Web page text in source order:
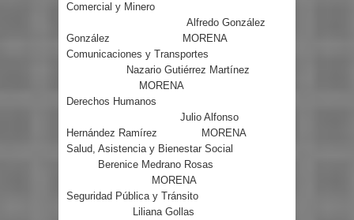
Comercial y Minero
Alfredo González
González
MORENA
Comunicaciones y Transportes
Nazario Gutiérrez Martínez
MORENA
Derechos Humanos
Julio Alfonso
Hernández Ramírez
MORENA
Salud, Asistencia y Bienestar Social
Berenice Medrano Rosas
MORENA
Seguridad Pública y Tránsito
Liliana Gollas